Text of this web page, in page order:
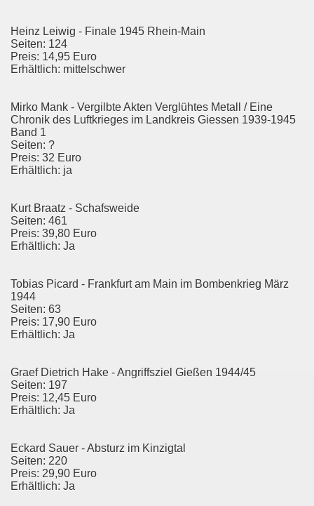
Heinz Leiwig - Finale 1945 Rhein-Main
Seiten: 124
Preis: 14,95 Euro
Erhältlich: mittelschwer
Mirko Mank - Vergilbte Akten Verglühtes Metall / Eine
Chronik des Luftkrieges im Landkreis Giessen 1939-1945
Band 1
Seiten: ?
Preis: 32 Euro
Erhältlich: ja
Kurt Braatz - Schafsweide
Seiten: 461
Preis: 39,80 Euro
Erhältlich: Ja
Tobias Picard - Frankfurt am Main im Bombenkrieg März
1944
Seiten: 63
Preis: 17,90 Euro
Erhältlich: Ja
Graef Dietrich Hake - Angriffsziel Gießen 1944/45
Seiten: 197
Preis: 12,45 Euro
Erhältlich: Ja
Eckard Sauer - Absturz im Kinzigtal
Seiten: 220
Preis: 29,90 Euro
Erhältlich: Ja